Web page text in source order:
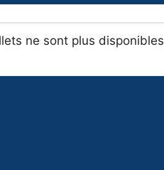
ne sont plus disponibles